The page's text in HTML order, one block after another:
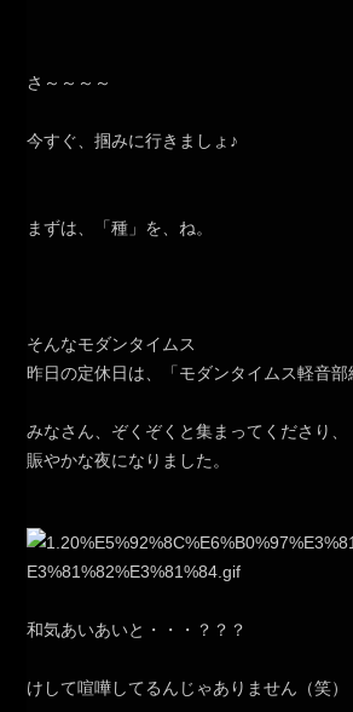
さ～～～～
今すぐ、掴みに行きましょ♪
まずは、「種」を、ね。
そんなモダンタイムス
昨日の定休日は、「モダンタイムス軽音部
みなさん、ぞくぞくと集まってくださり、
賑やかな夜になりました。
和気あいあいと・・・？？？
けして喧嘩してるんじゃありません（笑）